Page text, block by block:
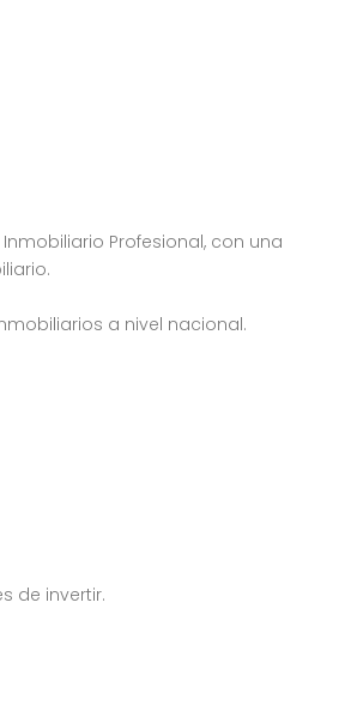
Profesional, con una
a nivel nacional.
de invertir.